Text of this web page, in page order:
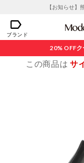
【お知らせ】
ブランド
20% OFF
この商品はサ